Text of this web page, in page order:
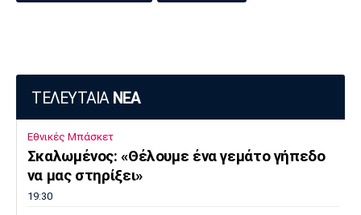
ΤΕΛΕΥΤΑΙΑ ΝΕΑ
Εθνικές Μπάσκετ
Σκαλωμένος: «Θέλουμε ένα γεμάτο γήπεδο
να μας στηρίξει»
19:30